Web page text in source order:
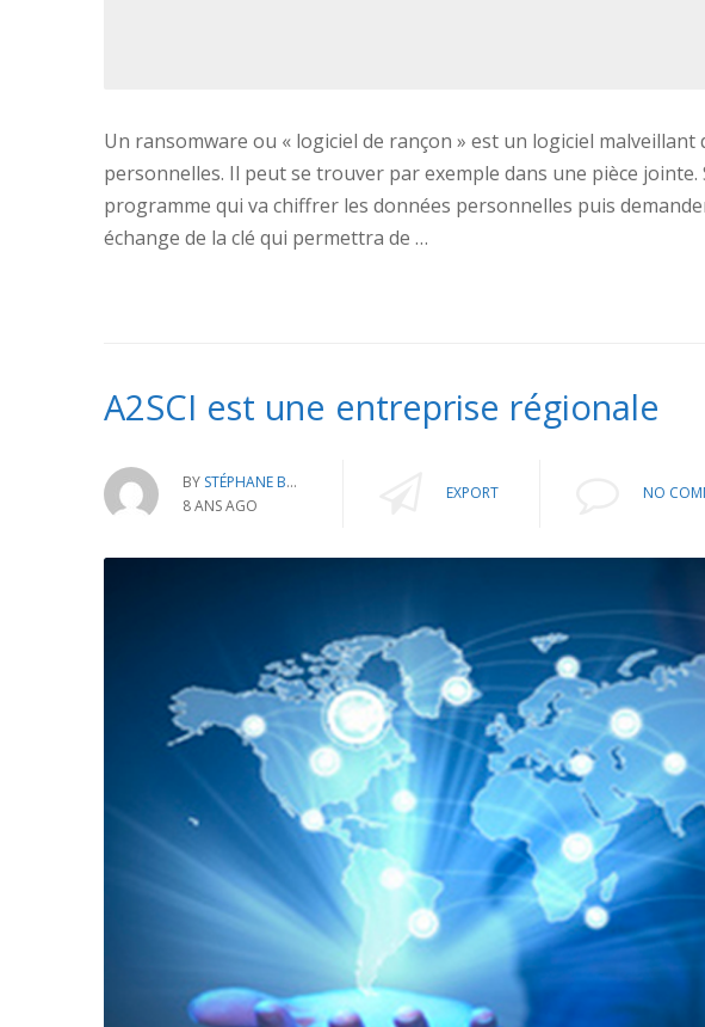
Un ransomware ou « logiciel de rançon » est un logiciel malveillant
personnelles. Il peut se trouver par exemple dans une pièce jointe.
programme qui va chiffrer les données personnelles puis
échange de la clé qui permettra de …
A2SCI est une entreprise régionale
BY STÉPHANE BATTAIS
8 ANS AGO
EXPORT NO